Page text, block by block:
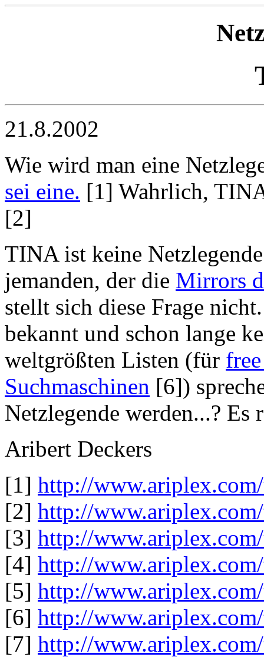
21.8.2002
Wie wird man eine
sei eine. [1] Wahrlich,
[2]
TINA ist keine
jemanden, der die Mirrors
stellt sich diese Frage
bekannt und schon lange
weltgrößten Listen (für
Suchmaschinen [6])
Netzlegende werden...?
Aribert Deckers
[1] http://
[2] http://
[3] http://
[4] http://
[5] http://
[6] http://
[7] http://